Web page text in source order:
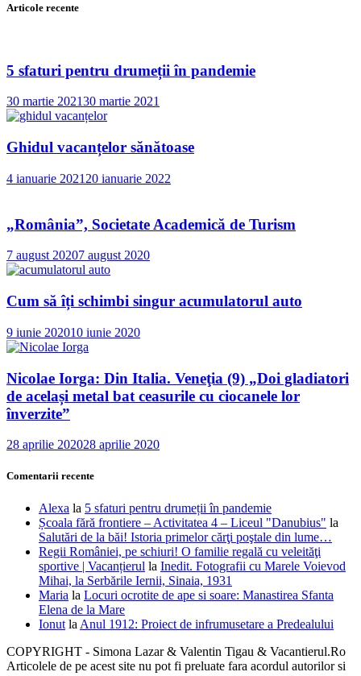
Articole recente
5 sfaturi pentru drumeții în pandemie
30 martie 202130 martie 2021
Ghidul vacanțelor sănătoase
4 ianuarie 2021 20 ianuarie 2022
„România”, Societate Academică de Turism
7 august 20207 august 2020
Cum să îți schimbi singur acumulatorul auto
9 iunie 202010 iunie 2020
Nicolae Iorga: Din Italia. Veneţia (9) „Doi gladiatori
de același metal bat ceasurile cu ciocanele lor
înverzite”
28 aprilie 202028 aprilie 2020
Comentarii recente
Alexa la 5 sfaturi pentru drumeții în pandemie
Școala fără frontiere – Activitatea 4 – Liceul "Danubius" la
Salutări de la băi! Istoria primelor cărţi poştale din lume…
Regii României, pe schiuri! O familie regală cu veleităţi
sportive | Vacanțierul la Inedit. Fotografii cu Marele Voievod
Mihai, la Serbările Iernii, Sinaia, 1931
Maria la Locuri ocrotite de ape si soare: Manastirea Sfanta
Elena de la Mare
Ionut la Anul 1912: Proiect de infrumusetare a Predealului
COPYRIGHT - Simona Lazar & Valentin Tigau & Vacantierul.Ro
Articolele de pe acest site nu pot fi preluate fara acordul autorilor si